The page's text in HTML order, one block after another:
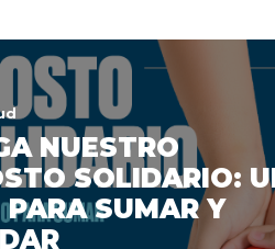
NUESTRO
SOLIDARIO:
PARA SUMAR Y